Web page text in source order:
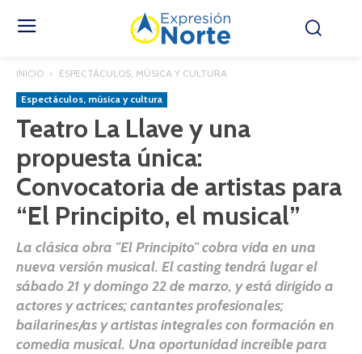
INICIO ESPECTÁCULOS, MÚSICA Y CULTURA
Espectáculos, música y cultura
Teatro La Llave y una
propuesta única:
Convocatoria de artistas para
“El Principito, el musical”
La clásica obra "El Principito" cobra vida en una
nueva versión musical. El casting tendrá lugar el
sábado 21 y domingo 22 de marzo, y está dirigido a
actores y actrices; cantantes profesionales;
bailarines/as y artistas integrales con formación en
comedia musical. Una oportunidad increíble para